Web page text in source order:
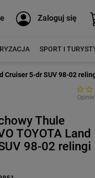
Zaloguj się
SPORT I
Cruiser 5-dr SUV 98-02
Thule
TOYOTA Land
98-02 relingi